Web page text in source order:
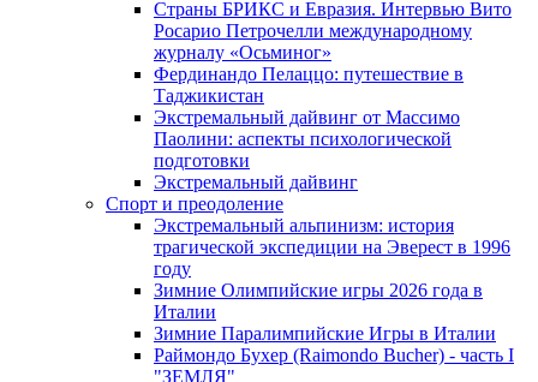
Страны БРИКС и Евразия. Интервью Вито
Росарио Петрочелли международному
журналу «Осьминог»
Фердинандо Пелаццо: путешествие в
Таджикистан
Экстремальный дайвинг от Массимо
Паолини: аспекты психологической
подготовки
Экстремальный дайвинг
Спорт и преодоление
Экстремальный альпинизм: история
трагической экспедиции на Эверест в 1996
году
Зимние Олимпийские игры 2026 года в
Италии
Зимние Паралимпийские Игры в Италии
Раймондо Бухер (Raimondo Bucher) - часть I
"ЗЕМЛЯ"